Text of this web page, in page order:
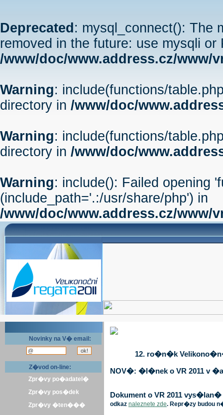
Deprecated : mysql_connect(): The
removed in the future: use mysqli or
/www/doc/www.address.cz/www/
Warning: include(functions/
directory in /www/doc/
Warning: include(functions/
directory in /www/doc/
Warning: include(): Failed opening
(include_path='.:/usr/share/php') in
/www/doc/www.address.cz/www/
Novinky na V� email:
Z�vod on-line:
Zpr�vy po�adatel�
Zpr�vy pos�dek
Zpr�vy �ten���
12. ro�n�k
NOV�: �l�nek o VR 2011 v
Dokument o VR 2011
odkaz naleznete zde. Repr�zy budou